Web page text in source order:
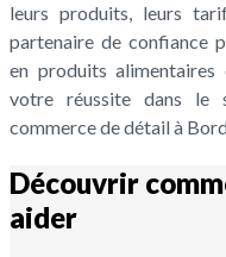
leurs produits, leurs
partenaire de confiance
en produits
votre réussite dans le
commerce de détail à
Découvrir
aider